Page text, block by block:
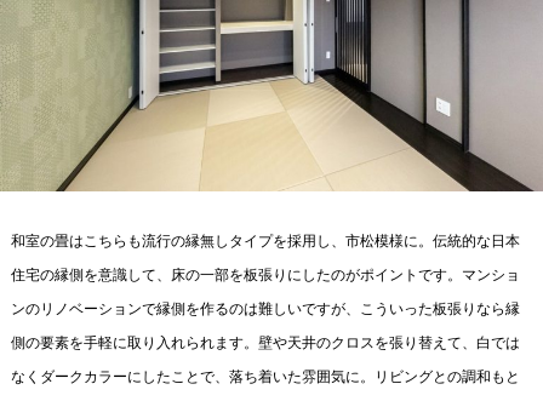
和室の畳はこちらも流行の縁無しタイプを採用し、市松模様に。伝統的な日本
住宅の縁側を意識して、床の一部を板張りにしたのがポイントです。マンショ
ンのリノベーションで縁側を作るのは難しいですが、こういった板張りなら縁
側の要素を手軽に取り入れられます。壁や天井のクロスを張り替えて、白では
なくダークカラーにしたことで、落ち着いた雰囲気に。リビングとの調和もと